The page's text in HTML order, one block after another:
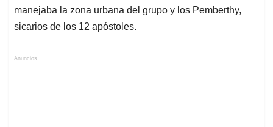
manejaba la zona urbana del grupo y los Pemberthy,
sicarios de los 12 apóstoles.
Anuncios.